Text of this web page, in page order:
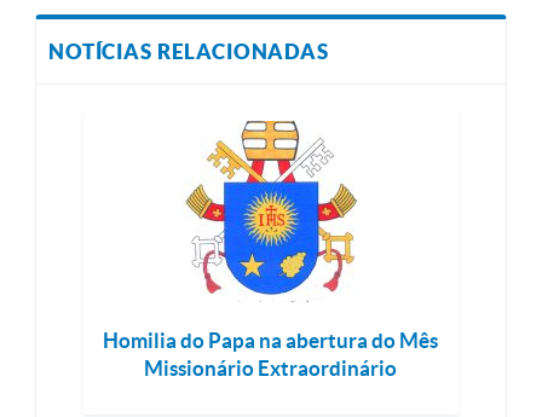
NOTÍCIAS RELACIONADAS
Homilia do Papa na abertura do Mês
Missionário Extraordinário